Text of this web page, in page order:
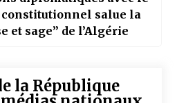
constitutionnel salue la
et sage” de l’Algérie
la République